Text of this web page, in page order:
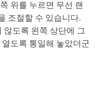
위를 누르면 무선 랜
조절할 수 있습니다.
않도록 왼쪽 상단에 그
도록 통일해 놓았더군